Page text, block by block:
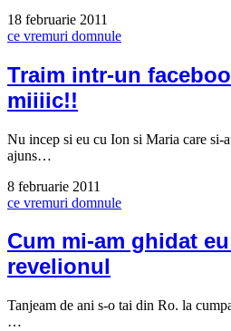
18 februarie 2011
ce vremuri domnule
Traim intr-un
miiiic!!
Nu incep si eu cu Ion si Maria care si-
ajuns…
8 februarie 2011
ce vremuri domnule
Cum mi-am ghidat
revelionul
Tanjeam de ani s-o tai din Ro. la
…